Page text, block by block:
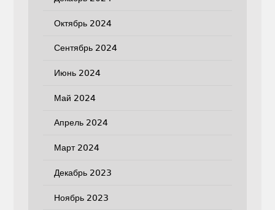
Октябрь 2024
Сентябрь 2024
Июнь 2024
Май 2024
Апрель 2024
Март 2024
Декабрь 2023
Ноябрь 2023